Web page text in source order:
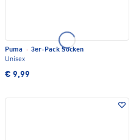
Puma · 3er-Pack Socken
Unisex
€ 9,99